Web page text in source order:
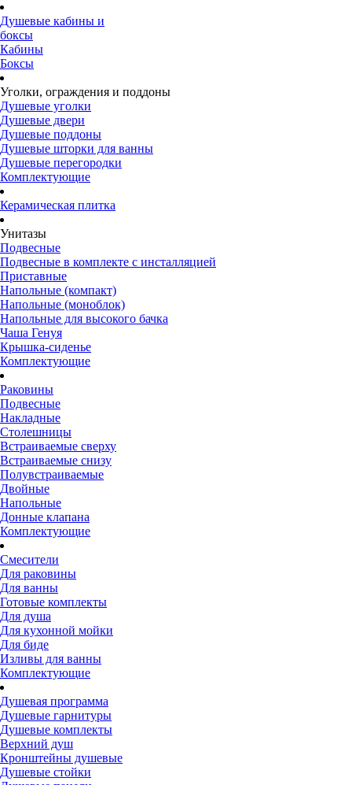
Душевые кабины и
боксы
Кабины
Боксы
Уголки, ограждения и поддоны
Душевые уголки
Душевые двери
Душевые поддоны
Душевые шторки для ванны
Душевые перегородки
Комплектующие
Керамическая плитка
Унитазы
Подвесные
Подвесные в комплекте с инсталляцией
Приставные
Напольные (компакт)
Напольные (моноблок)
Напольные для высокого бачка
Чаша Генуя
Крышка-сиденье
Комплектующие
Раковины
Подвесные
Накладные
Столешницы
Встраиваемые сверху
Встраиваемые снизу
Полувстраиваемые
Двойные
Напольные
Донные клапана
Комплектующие
Смесители
Для раковины
Для ванны
Готовые комплекты
Для душа
Для кухонной мойки
Для биде
Изливы для ванны
Комплектующие
Душевая программа
Душевые гарнитуры
Душевые комплекты
Верхний душ
Кронштейны душевые
Душевые стойки